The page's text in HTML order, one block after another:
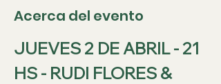
Acerca del evento
JUEVES 2 DE ABRIL - 21
HS - RUDI FLORES &